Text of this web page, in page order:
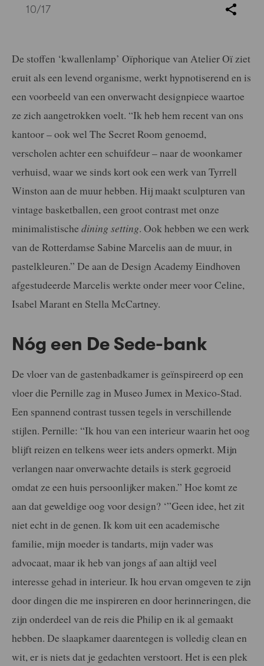
10/17
De stoffen ‘kwallenlamp’ Oïphorique van Atelier Oï ziet
eruit als een levend organisme, werkt hypnotiserend en is
een voorbeeld van een onverwachtdesignpiece waartoe
ze zich aangetrokken voelt. “Ik heb hem recent van ons
kantoor – ook wel The Secret Room genoemd,
verscholen achter een schuifdeur – naar de woonkamer
verhuisd, waar we sinds kort ook een werk van Tyrrell
Winston aan de muur hebben. Hij maakt sculpturen van
vintage basketballen, een groot contrast met onze
minimalistische dining setting. Ook hebben we een werk
van de Rotterdamse Sabine Marcelis aan de muur, in
pastelkleuren.” De aan de Design Academy Eindhoven
afgestudeerde Marcelis werkte onder meer voor Celine,
Isabel Marant en Stella McCartney.
Nóg een De Sede-bank
De vloer van de gastenbadkamer is geïnspireerd op een
vloer die Pernille zag in Museo Jumex in Mexico-Stad.
Een spannend contrast tussen tegels in verschillende
stijlen. Pernille: “Ik hou van een interieur waarin het oog
blijftreizen en telkens weer iets anders opmerkt. Mijn
verlangen naar onverwachte details is sterk gegroeid
omdat ze een huis persoonlijker maken.” Hoe komt ze
aan dat geweldige oog voor design? ‘”Geen idee, het zit
niet echt in de genen. Ik kom uit een academische
familie, mijn moeder is tandarts, mijn vader was
advocaat, maar ik heb van jongs af aan altijd veel
interesse gehad in interieur. Ik hou ervan omgeven te zijn
door dingen die me inspireren en door herinneringen, die
zijn onderdeel van de reis die Philip en ik al gemaakt
hebben. De slaapkamer daarentegen is volledig clean en
wit, er is niets dat je gedachten verstoort. Het is een plek